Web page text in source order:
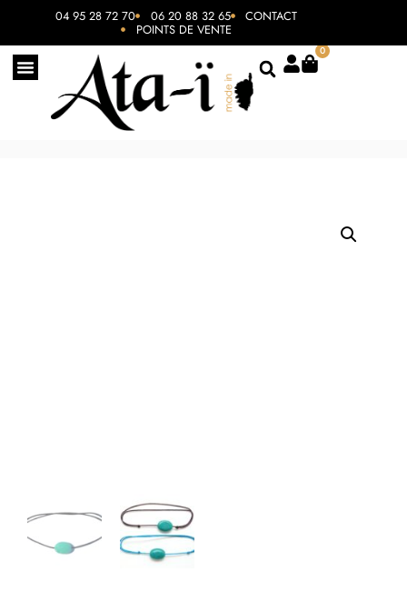
04 95 28 72 70 06 20 88 32 65 CONTACT
POINTS DE VENTE
0